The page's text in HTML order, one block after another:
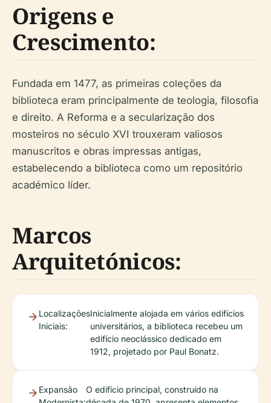
Origens e
Crescimento:
Fundada em 1477, as primeiras coleções da
biblioteca eram principalmente de teologia, filosofia
e direito. A Reforma e a secularização dos
mosteiros no século XVI trouxeram valiosos
manuscritos e obras impressas antigas,
estabelecendo a biblioteca como um repositório
académico líder.
Marcos
Arquitetónicos:
Localizações
Iniciais:
Inicialmente alojada em vários edifícios
universitários, a biblioteca recebeu um
edifício neoclássico dedicado em
1912, projetado por Paul Bonatz.
Expansão
O edifício principal, construído na